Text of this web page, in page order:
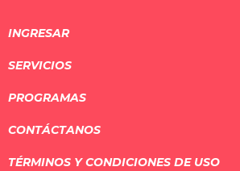
INGRESAR
SERVICIOS
PROGRAMAS
CONTÁCTANOS
TÉRMINOS Y CONDICIONES DE USO